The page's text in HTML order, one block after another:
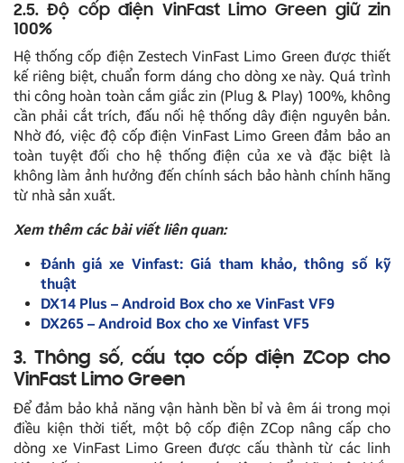
2.5. Độ cốp điện VinFast Limo Green giữ zin
100%
Hệ thống cốp điện Zestech VinFast Limo Green được thiết
kế riêng biệt, chuẩn form dáng cho dòng xe này. Quá trình
thi công hoàn toàn cắm giắc zin (Plug & Play) 100%, không
cần phải cắt trích, đấu nối hệ thống dây điện nguyên bản.
Nhờ đó, việc độ cốp điện VinFast Limo Green đảm bảo an
toàn tuyệt đối cho hệ thống điện của xe và đặc biệt là
không làm ảnh hưởng đến chính sách bảo hành chính hãng
từ nhà sản xuất.
Xem thêm các bài viết liên quan:
Đánh giá xe Vinfast: Giá tham khảo, thông số kỹ
thuật
DX14 Plus – Android Box cho xe VinFast VF9
DX265 – Android Box cho xe Vinfast VF5
3. Thông số, cấu tạo cốp điện ZCop cho
VinFast Limo Green
Để đảm bảo khả năng vận hành bền bỉ và êm ái trong mọi
điều kiện thời tiết, một bộ cốp điện ZCop nâng cấp cho
dòng xe VinFast Limo Green được cấu thành từ các linh